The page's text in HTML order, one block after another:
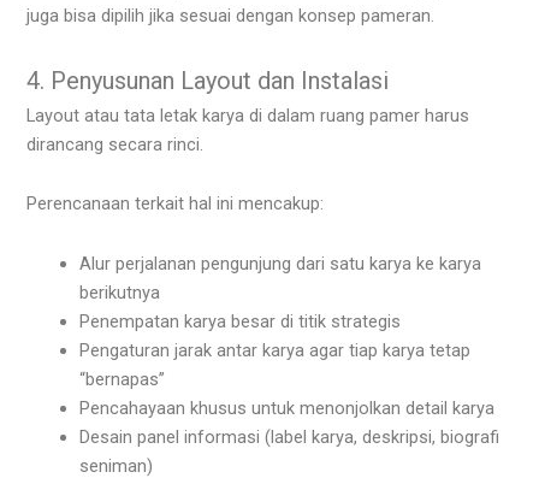
juga bisa dipilih jika sesuai dengan konsep pameran.
4. Penyusunan Layout dan Instalasi
Layout atau tata letak karya di dalam ruang pamer harus
dirancang secara rinci.
Perencanaan terkait hal ini mencakup:
Alur perjalanan pengunjung dari satu karya ke karya
berikutnya
Penempatan karya besar di titik strategis
Pengaturan jarak antar karya agar tiap karya tetap
“bernapas”
Pencahayaan khusus untuk menonjolkan detail karya
Desain panel informasi (label karya, deskripsi, biografi
seniman)